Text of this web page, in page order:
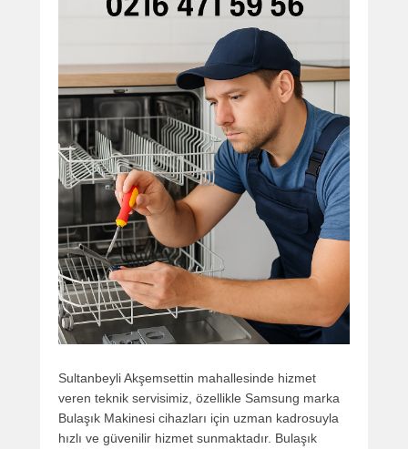
Sultanbeyli Akşemsettin mahallesinde hizmet
veren teknik servisimiz, özellikle Samsung marka
Bulaşık Makinesi cihazları için uzman kadrosuyla
hızlı ve güvenilir hizmet sunmaktadır. Bulaşık